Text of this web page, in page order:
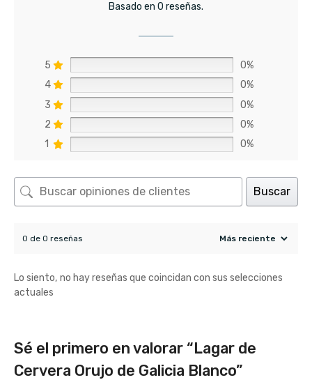
Basado en 0 reseñas.
5
0%
4
0%
3
0%
2
0%
1
0%
Buscar
0 de 0 reseñas
Lo siento, no hay reseñas que coincidan con sus selecciones
actuales
Sé el primero en valorar “Lagar de
Cervera Orujo de Galicia Blanco”